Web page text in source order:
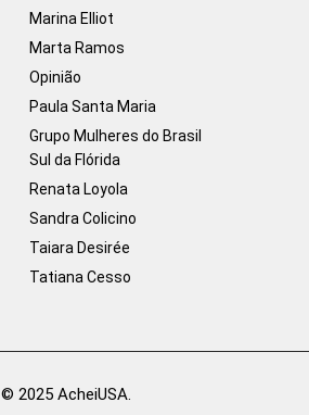
Marina Elliot
Marta Ramos
Opinião
Paula Santa Maria
Grupo Mulheres do Brasil
Sul da Flórida
Renata Loyola
Sandra Colicino
Taiara Desirée
Tatiana Cesso
© 2025 AcheiUSA.